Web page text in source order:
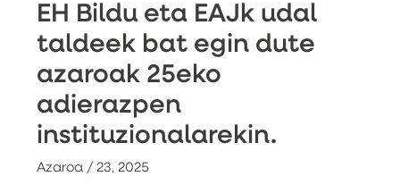
EH Bildu eta EAJk udal
taldeek bat egin dute
azaroak 25eko
adierazpen
instituzionalarekin.
Azaroa / 23, 2025